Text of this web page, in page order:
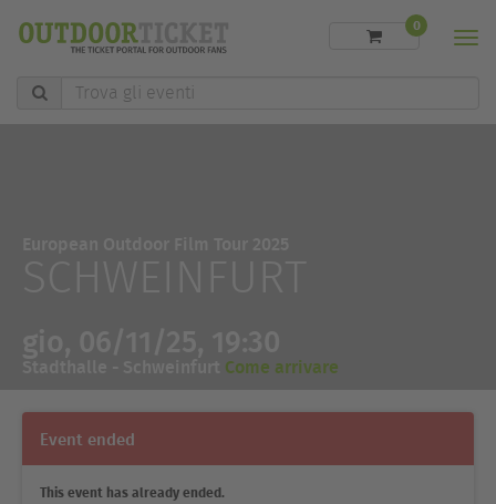
Trova
0
Come arrivare
Event ended
This event has already ended.